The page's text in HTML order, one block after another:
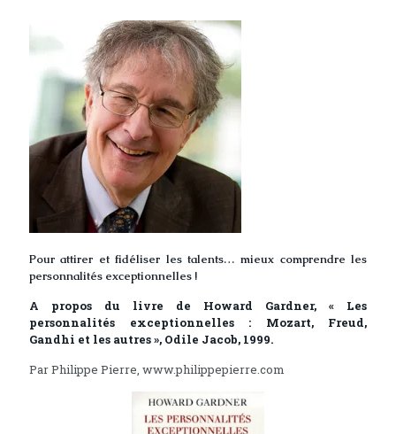
Pour attirer et fidéliser les talents… mieux comprendre les
personnalités exceptionnelles !
A propos du livre de Howard Gardner, « Les
personnalités exceptionnelles : Mozart, Freud,
Gandhi et les autres », Odile Jacob, 1999.
Par Philippe Pierre, www.philippepierre.com